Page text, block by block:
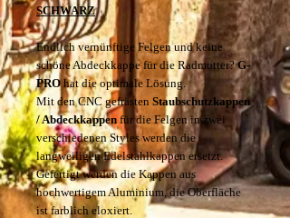
SCHWARZ
Endlich vernünftige Felgen und keine
schöne Abdeckkappe für die Radmutter?G-
PROhat die optimale Lösung.
Mit den CNC gefrästen Staubschutzkappen
/ Abdeckkappen für die Felgen in zwei
verschiedenen Styles werden die
langweiligen Edelstahlkappen ersetzt.
Gefertigt werden die Kappen aus
hochwertigem Aluminium, die Oberfläche
ist farblich eloxiert.